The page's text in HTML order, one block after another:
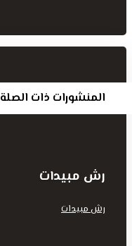
المنشورات ذات الصلة
رش مبيدات
رش مبيدات